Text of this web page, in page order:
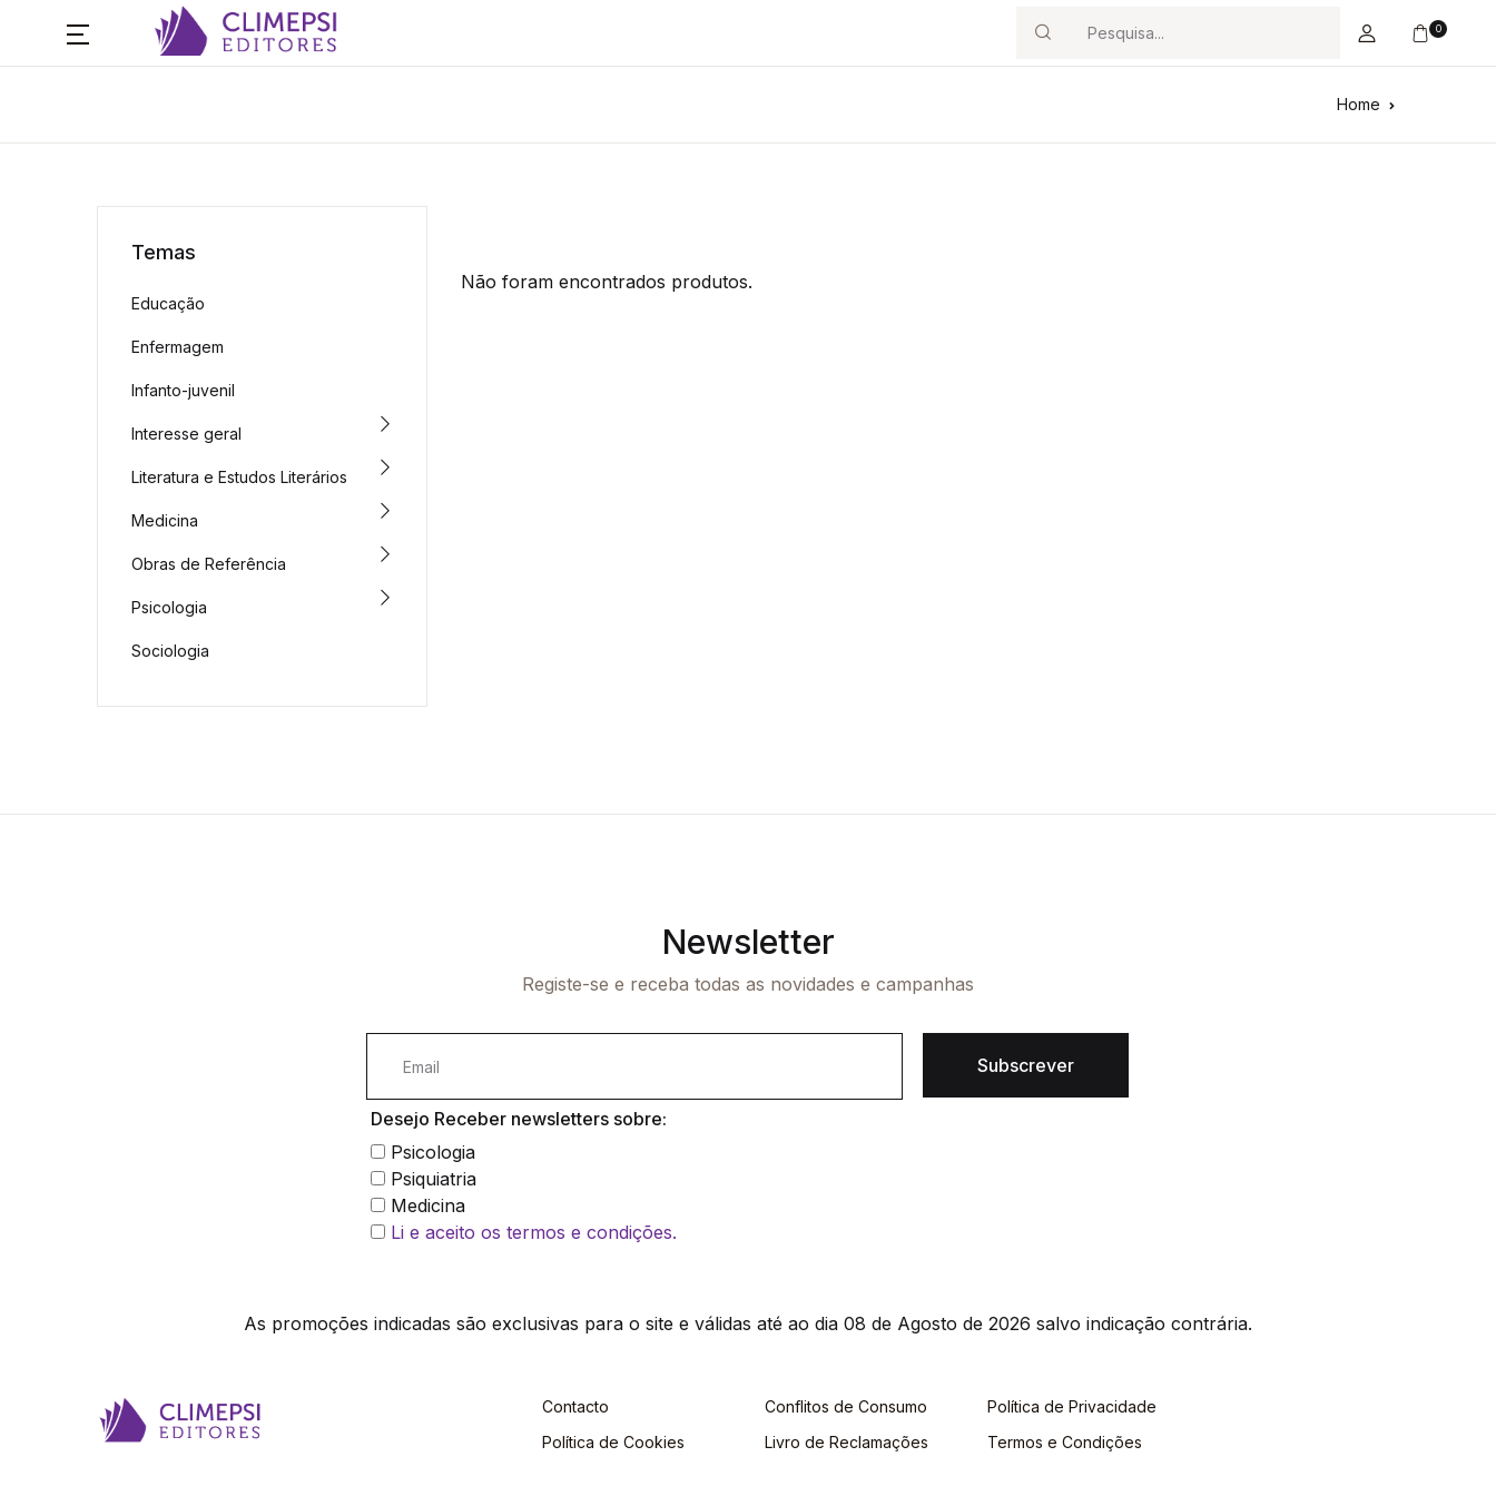
Search
0
Home
Não foram encontrados produtos.
Temas
Educação
Enfermagem
Infanto-juvenil
Interesse geral
Literatura e Estudos Literários
Medicina
Obras de Referência
Psicologia
Sociologia
Newsletter
Registe-se e receba todas as novidades e campanhas
Subscrever
Desejo Receber newsletters sobre:
Psicologia
Psiquiatria
Medicina
Li e aceito os termos e condições.
As promoções indicadas são exclusivas para o site e válidas até ao dia 08 de Agosto de 2026 salvo indicação contrária.
Contacto
Política de Cookies
Conflitos de Consumo
Livro de Reclamações
Política de Privacidade
Termos e Condições